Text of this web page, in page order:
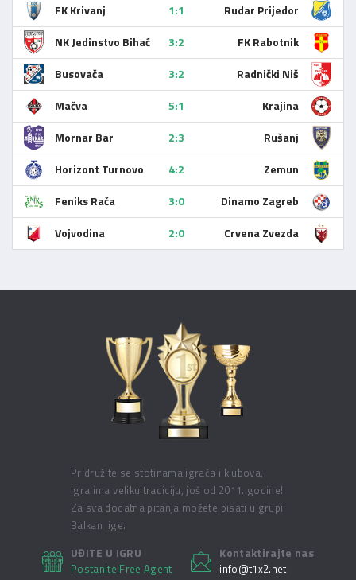
FK Krivanj
1:1
Rudar Prijedor
NK Jedinstvo Bihać
3:2
FK Rabotnik
Busovača
3:2
Radnički Niš
Mačva
5:1
Krajina
Mornar Bar
2:3
Rušanj
Horizont Turnovo
4:2
Zemun
Feniks Rača
3:0
Dinamo Zagreb
Vojvodina
2:0 Crvena Zvezda
Pridružite se stotinama igrača i klubova,
igra ima veliku tradiciju, još od 2011. godine!
Za sva dodatna pitanja možete pisati u grupi
Balkan lige.
UĐITE U IGRU
Postanite Free Agent
Kontaktirajte nas
info@t1x2.net